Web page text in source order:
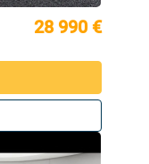
28 990 €